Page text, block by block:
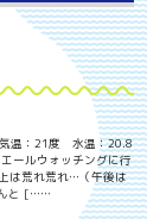
温：21度 水温：20.8
ルウォッチングに行
は荒れ荒れ…（午後は
んと [……